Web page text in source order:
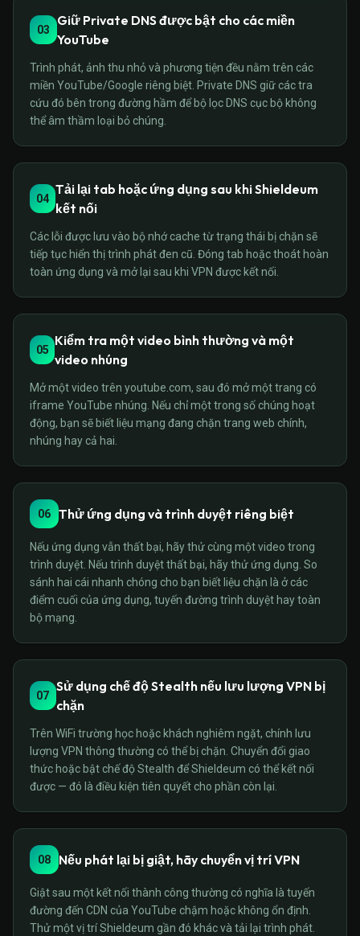
03
Giữ Private DNS được bật cho các miền
YouTube
Trình phát, ảnh thu nhỏ và phương tiện đều nằm trên các
miền YouTube/Google riêng biệt. Private DNS giữ các tra
cứu đó bên trong đường hầm để bộ lọc DNS cục bộ không
thể âm thầm loại bỏ chúng.
04
Tải lại tab hoặc ứng dụng sau khi Shieldeum
kết nối
Các lỗi được lưu vào bộ nhớ cache từ trạng thái bị chặn sẽ
tiếp tục hiển thị trình phát đen cũ. Đóng tab hoặc thoát hoàn
toàn ứng dụng và mở lại sau khi VPN được kết nối.
05
Kiểm tra một video bình thường và một
video nhúng
Mở một video trên youtube.com, sau đó mở một trang có
iframe YouTube nhúng. Nếu chỉ một trong số chúng hoạt
động, bạn sẽ biết liệu mạng đang chặn trang web chính,
nhúng hay cả hai.
06 Thử ứng dụng và trình duyệt riêng biệt
Nếu ứng dụng vẫn thất bại, hãy thử cùng một video trong
trình duyệt. Nếu trình duyệt thất bại, hãy thử ứng dụng. So
sánh hai cái nhanh chóng cho bạn biết liệu chặn là ở các
điểm cuối của ứng dụng, tuyến đường trình duyệt hay toàn
bộ mạng.
07
Sử dụng chế độ Stealth nếu lưu lượng VPN bị
chặn
Trên WiFi trường học hoặc khách nghiêm ngặt, chính lưu
lượng VPN thông thường có thể bị chặn. Chuyển đổi giao
thức hoặc bật chế độ Stealth để Shieldeum có thể kết nối
được — đó là điều kiện tiên quyết cho phần còn lại.
08 Nếu phát lại bị giật, hãy chuyển vị trí VPN
Giật sau một kết nối thành công thường có nghĩa là tuyến
đường đến CDN của YouTube chậm hoặc không ổn định.
Thử một vị trí Shieldeum gần đó khác và tải lại trình phát.